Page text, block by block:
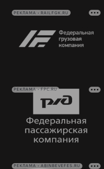
РЕКЛАМА • RAILFGK.RU
РЕКЛАМА • FPC.RU
РЕКЛАМА • ABINBEVEFES.RU